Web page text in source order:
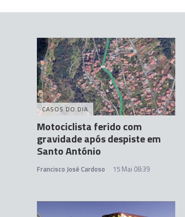
CASOS DO DIA
Motociclista ferido com
gravidade após despiste em
Santo António
Francisco José Cardoso 15 Mai 08:39